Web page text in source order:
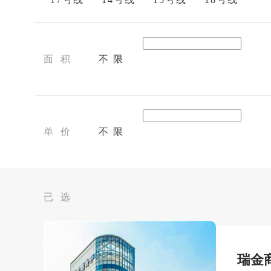
面 积 不 限
单 价 不 限
已 选
瑞金